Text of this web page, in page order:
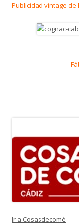
Publicidad vintage de
Ir a Cosasdecomé